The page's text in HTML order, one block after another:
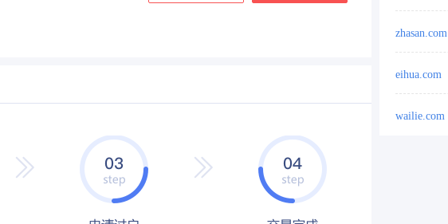
zhasan.com
eihua.com
wailie.com